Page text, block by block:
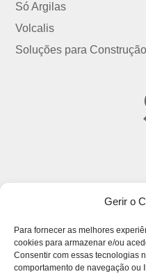
Gerir o
Para fornecer as melhores
cookies para armazenar e/ou
Consentir com essas tecnologias
comportamento de navegação ou
Só Argilas
Volcalis
Soluções para Construção